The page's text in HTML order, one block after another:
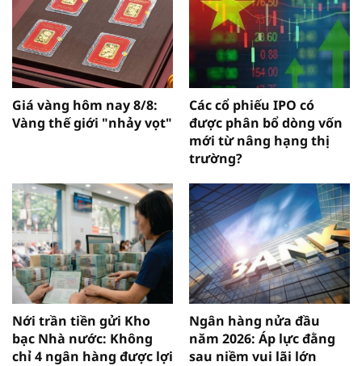
Giá vàng hôm nay 8/8:
Vàng thế giới "nhảy vọt"
Các cổ phiếu IPO có
được phân bổ dòng vốn
mới từ nâng hạng thị
trường?
Nới trần tiền gửi Kho
bạc Nhà nước: Không
chỉ 4 ngân hàng được lợi
Ngân hàng nửa đầu
năm 2026: Áp lực đằng
sau niềm vui lãi lớn